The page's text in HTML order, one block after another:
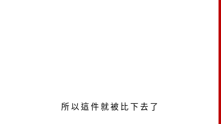
所以這件就被比下去了